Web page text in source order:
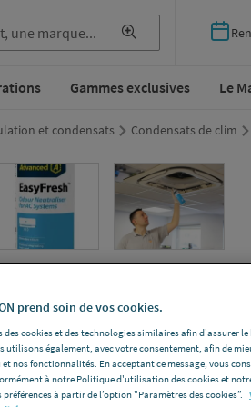
Gammes exclusives Le
et condensats Condensats de clim
prend soin de vos cookies.
des cookies et des technologies similaires afin d'assurer
utilisons également, avec votre consentement, afin de
nos fonctionnalités. En acceptant ce message, vous
à notre Politique d'utilisation des cookies et
à partir de l’option "Paramètres des cookies”.